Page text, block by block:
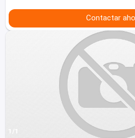
Contactar
1/1